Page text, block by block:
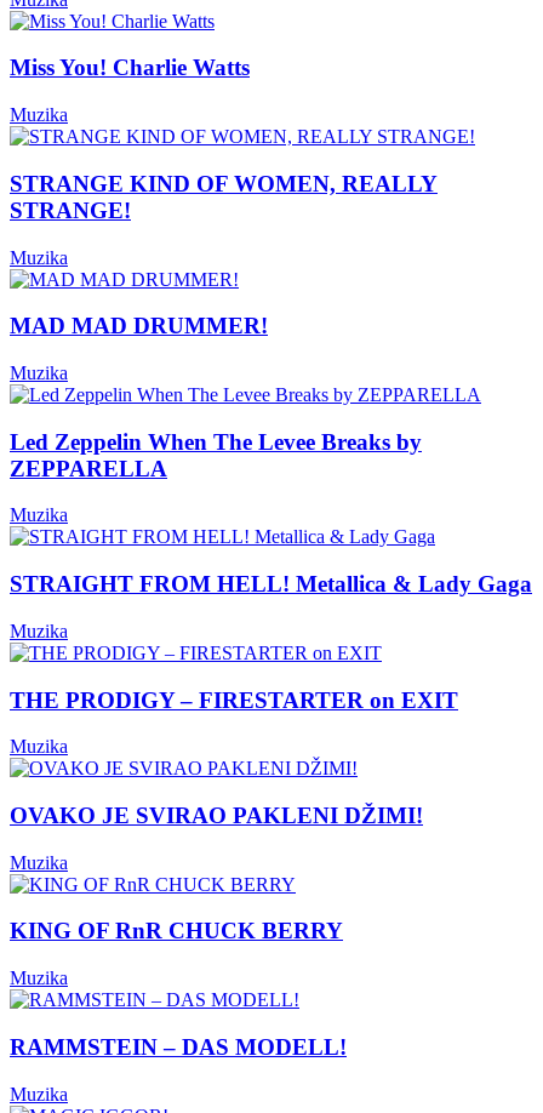
Miss You! Charlie Watts
Muzika
STRANGE KIND OF WOMEN, REALLY
STRANGE!
Muzika
MAD MAD DRUMMER!
Muzika
Led Zeppelin When The Levee Breaks by
ZEPPARELLA
Muzika
STRAIGHT FROM HELL! Metallica & Lady Gaga
Muzika
THE PRODIGY – FIRESTARTER on EXIT
Muzika
OVAKO JE SVIRAO PAKLENI DŽIMI!
Muzika
KING OF RnR CHUCK BERRY
Muzika
RAMMSTEIN – DAS MODELL!
Muzika